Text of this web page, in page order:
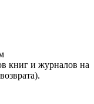
книг и журналов на